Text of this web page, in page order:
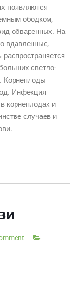
появляются
ободком,
обваренных. На
вдавленные,
светло-
Корнеплоды
Инфекция
корнеплодах и
случаев и